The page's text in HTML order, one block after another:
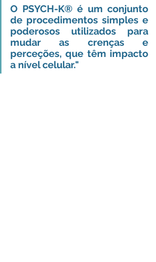
O PSYCH-K® é um conjunto
de procedimentos simples e
poderosos utilizados para
mudar as crenças e
perceções, que têm impacto
a nível celular."